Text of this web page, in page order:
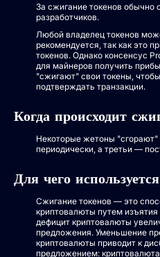
За сжигание токенов обычно
разработчиков.
Любой владелец токенов
рекомендуется, так как это
токенов. Однако консенсус
для майнеров получить
"сжигают" свои токены,
подтверждать транзакции.
Когда происходит
Некоторые жетоны
периодически, а третьи —
Для чего
Сжигание токенов — это
криптовалюты путем
дефицит криптовалюты
предложения. Уменьшение
криптовалюты приводит к
предложением: